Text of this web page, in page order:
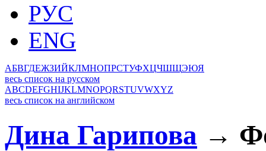
РУС
ENG
АБВГДЕЖЗИЙКЛМНОПРСТУФХЦЧШЩЭЮЯ
весь список на русском
ABCDEFGHIJKLMNOPQRSTUVWXYZ
весь список на английском
Дина Гарипова →